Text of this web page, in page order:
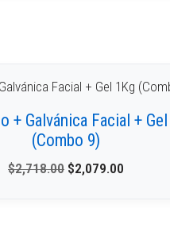
+ Galvánica Facial +
(Combo 9)
$2,718.00 $2,079.00